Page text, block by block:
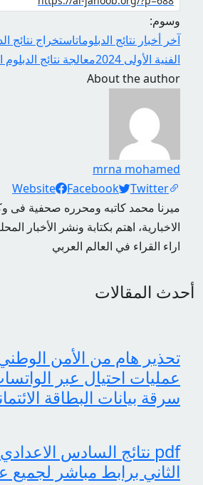
وسوم:
آخر أخبار نتائج الدبلوماتاستخراج نتائج
الفنية الأولى 2024
معالجة نتائج الدبلوم
About the author
mrna mohamed
Social Links
Website Facebook
Twitter
ميرنا محمد كاتبه ومحرره صحفية فى
الاخبارية، اهتم بكتابة ونشر الأخبار
اراء القراء في العالم العربي
أحدث المقالات
تحذير هام من الأمن
عمليات احتيال عبر
سرقة بيانات البطاقة
الثاني برابط مباشر لجميع